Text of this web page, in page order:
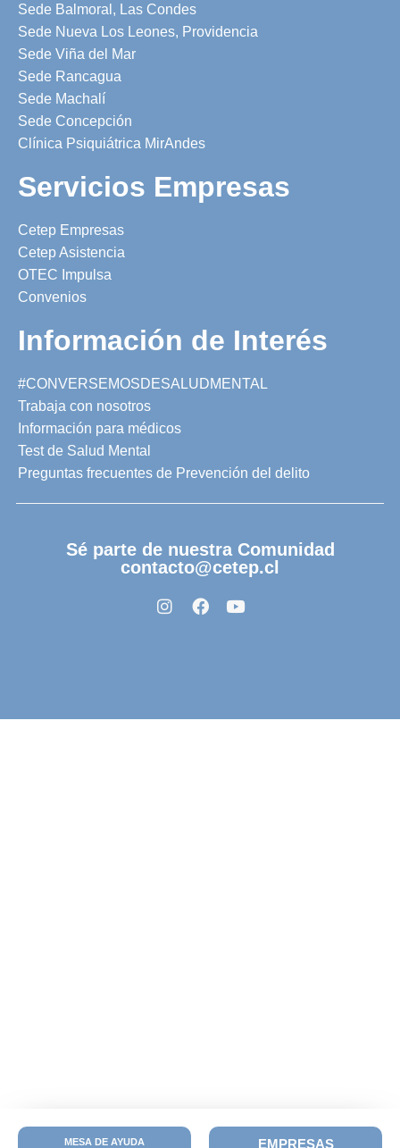
MESA DE AYUDA EMPRESAS
Sede Balmoral, Las Condes
Sede Nueva Los Leones, Providencia
Sede Viña del Mar
Sede Rancagua
Sede Machalí
Sede Concepción
Clínica Psiquiátrica MirAndes
Servicios Empresas
Cetep Empresas
Cetep Asistencia
OTEC Impulsa
Convenios
Información de Interés
#CONVERSEMOSDESALUDMENTAL
Trabaja con nosotros
Información para médicos
Test de Salud Mental
Preguntas frecuentes de Prevención del delito
Sé parte de nuestra Comunidad
contacto@cetep.cl